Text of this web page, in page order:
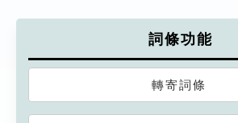
詞條功能
轉寄詞條